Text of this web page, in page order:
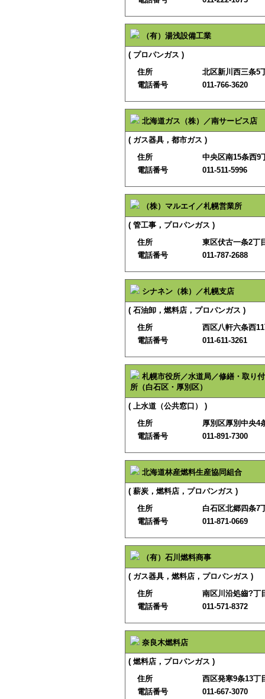
（有）湯浅設備工業
( プロパンガス )
住所
北区新川西三条5
電話番号
011-766-3620
北海道ガス（株）／南サービス店
( ガス器具，都市ガス )
住所
中央区南15条西9
電話番号
011-511-5996
（株）マルエイ／札幌営業所
( 管工事，プロパンガス )
住所
東区伏古一条2丁
電話番号
011-787-2688
シナネン（株）／札幌支店
( 石油卸，燃料店，プロパンガス )
住所
西区八軒六条西
電話番号
011-611-3261
札幌市役所／水道局／修繕・取り
所（白石区・厚別区）
( 上水道（公共窓口） )
住所
厚別区厚別中央4
電話番号
011-891-7300
北海道林産燃料生産協同組合
( 薪炭，燃料店，プロパンガス )
住所
白石区北郷四条7
電話番号
011-871-0669
（有）石川燃料商事
( ガス器具，燃料店，プロパンガス )
住所
南区川沿処齒?丁
電話番号
011-571-8372
奈良木燃料店
( 燃料店，プロパンガス )
住所
西区発寒9条13丁
電話番号
011-667-3070